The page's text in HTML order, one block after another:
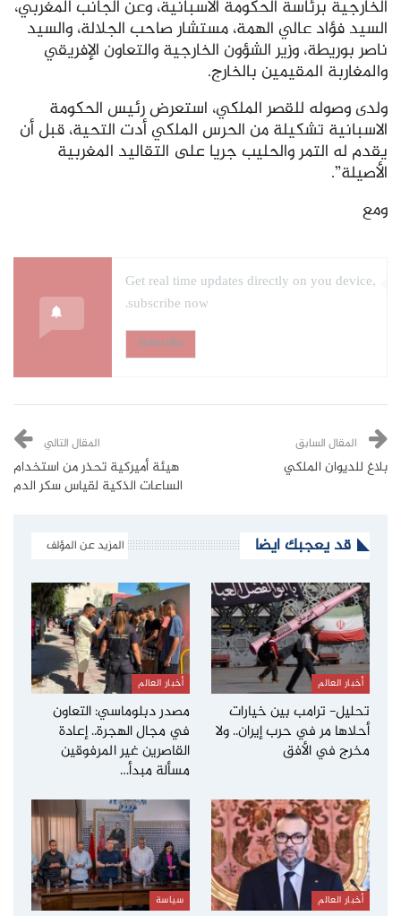
الخارجية برئاسة الحكومة الاسبانية، وعن الجانب المغربي،
السيد فؤاد عالي الهمة، مستشار صاحب الجلالة، والسيد
ناصر بوريطة، وزير الشؤون الخارجية والتعاون الإفريقي
والمغاربة المقيمين بالخارج.
ولدى وصوله للقصر الملكي، استعرض رئيس الحكومة
الاسبانية تشكيلة من الحرس الملكي أدت التحية، قبل أن
يقدم له التمر والحليب جريا على التقاليد المغربية
الأصيلة”.
ومع
Get real time updates directly on you device,
subscribe now.
Subscribe
المقال السابق
بلاغ للديوان الملكي
المقال التالي
هيئة أميركية تحذر من استخدام
الساعات الذكية لقياس سكر الدم
قد يعجبك ايضا المزيد عن المؤلف
أخبار العالم
تحليل- ترامب بين خيارات
أحلاها مر في حرب إيران.. ولا
مخرج في الأفق
أخبار العالم
مصدر دبلوماسي: التعاون
في مجال الهجرة.. إعادة
القاصرين غير المرفوقين
مسألة مبدأ…
أخبار العالم سياسة